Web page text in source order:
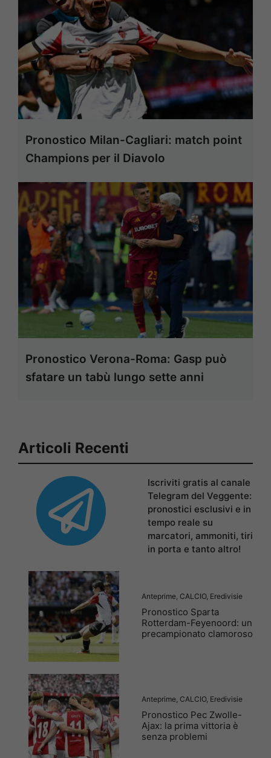
Pronostico Milan-Cagliari: match point
Champions per il Diavolo
Pronostico Verona-Roma: Gasp può
sfatare un tabù lungo sette anni
Articoli Recenti
Iscriviti gratis al canale
Telegram del Veggente:
pronostici esclusivi e in
tempo reale su
marcatori, ammoniti, tiri
in porta e tanto altro!
Anteprime CALCIO, Eredivisie
Pronostico Sparta
Rotterdam-Feyenoord: un
precampionato clamoroso
Anteprime CALCIO, Eredivisie
Pronostico Pec Zwolle-
Ajax: la prima vittoria è
senza problemi